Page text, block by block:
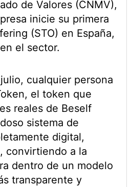
de Valores (CNMV),
inicie su primera
(STO) en España,
el sector.
cualquier persona
el token que
reales de Beself
sistema de
digital,
convirtiendo a la
dentro de un modelo
transparente y